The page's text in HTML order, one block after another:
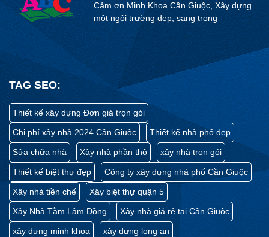
Tôi cảm thấy hài lòng khi sử dụng dịch vụ
tại đây . dịch vụ khá tốt , tôi an tâm khi sử
dụng tại đây .
CHỦ ĐẦU TƯ: ANH VIỆT
Tôi cảm thấy hài lòng khi sử dụng
dịch vụ tại đây .
Thiết kế đúng nhu cầu , sử dụng dịch vụ
khá an tâm .
ANH NGUYỄN VĂN TRUNG
Tôi cảm thấy hài lòng khi sử dụng
dịch vụ tại đây .
Thiết kế đúng nhu cầu , sử dụng dịch vụ
khá an tâm .
TAG SEO:
Thiết kế xây dựng Đơn giá trọn gói
Chi phí xây nhà 2024 Cần Giuộc Thiết kế nhà phố đẹp
Sửa chữa nhà Xây nhà phần thô xây nhà trọn gói
Thiết kế biệt thự đẹp Công ty xây dựng nhà phố Cần Giuộc
Xây nhà tiền chế Xây biệt thự quận 5
Xây Nhà Tằm Lâm Đồng Xây nhà giá rẻ tại Cần Giuộc
xây dựng minh khoa xây dựng long an